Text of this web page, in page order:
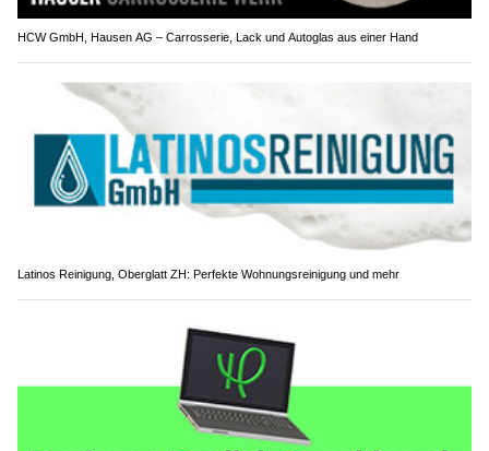
HCW GmbH, Hausen AG – Carrosserie, Lack und Autoglas aus einer Hand
Latinos Reinigung, Oberglatt ZH: Perfekte Wohnungsreinigung und mehr